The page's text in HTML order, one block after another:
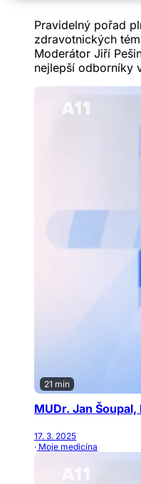
Pravidelný pořad
zdravotnických
Moderátor Jiří
nejlepší odborníky
21 min
MUDr. Jan Šoupal,
17. 3. 2025
· Moje medicína